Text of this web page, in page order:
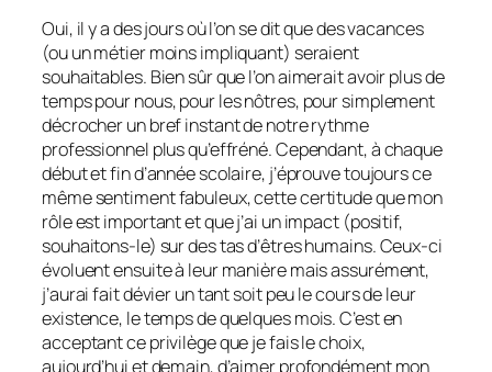
Oui, il y a des jours où l’on se dit que des vacances
(ou un métier moins impliquant) seraient
souhaitables. Bien sûr que l’on aimerait avoir plus de
temps pour nous, pour les nôtres, pour simplement
décrocher un bref instant de notre rythme
professionnel plus qu’effréné. Cependant, à chaque
début et fin d’année scolaire, j’éprouve toujours ce
même sentiment fabuleux, cette certitude que mon
rôle est important et que j’ai un impact (positif,
souhaitons-le) sur des tas d’êtres humains. Ceux-ci
évoluent ensuite à leur manière mais assurément,
j’aurai fait dévier un tant soit peu le cours de leur
existence, le temps de quelques mois. C’est en
acceptant ce privilège que je fais le choix,
aujourd’hui et demain, d’aimer profondément mon